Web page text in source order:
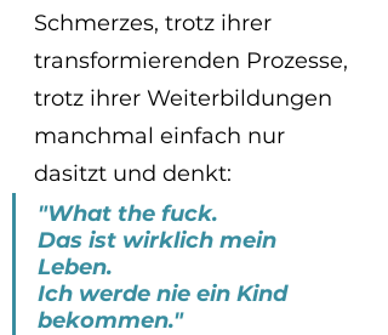
Schmerzes, trotz ihrer
transformierenden Prozesse,
trotz ihrer Weiterbildungen
manchmal einfach nur
dasitzt und denkt:
"What the fuck.
Das ist wirklich mein
Leben.
Ich werde nie ein Kind
bekommen."